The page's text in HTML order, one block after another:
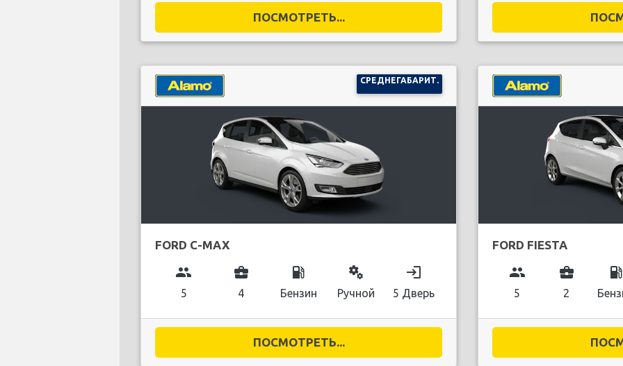
ПОСМОТРЕТЬ...
СРЕДНЕГАБАРИТ.
FORD C-MAX
group
5
business_center
4
local_gas_station
Бензин
miscellaneous_services
Ручной
login
5 Дверь
ПОСМОТРЕТЬ...
FORD FIESTA
group
5
business_center
2
local_gas_station